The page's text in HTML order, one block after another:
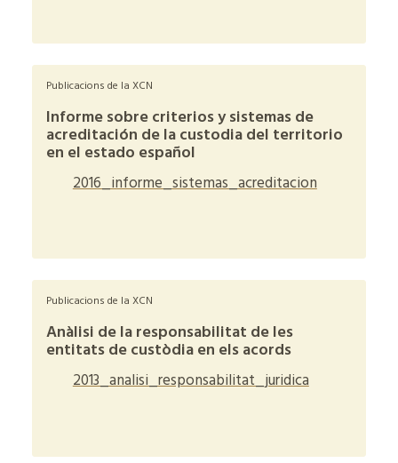
Publicacions de la XCN
Informe sobre criterios y sistemas de
acreditación de la custodia del territorio
en el estado español
2016_informe_sistemas_acreditacion
Publicacions de la XCN
Anàlisi de la responsabilitat de les
entitats de custòdia en els acords
2013_analisi_responsabilitat_juridica